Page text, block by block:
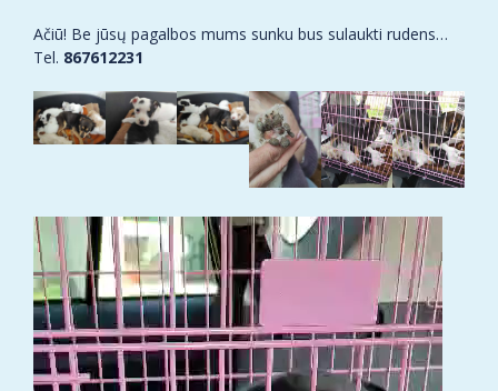
Ačiū! Be jūsų pagalbos mums sunku bus sulaukti rudens…
Tel. 867612231
Video
grotuvas